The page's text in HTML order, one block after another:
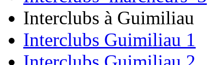
Interclubs à Guimiliau
Interclubs Guimiliau 1